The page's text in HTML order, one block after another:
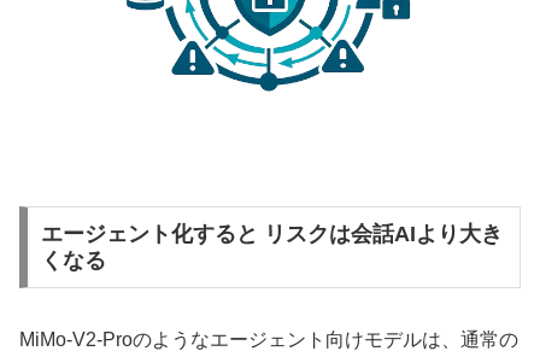
エージェント化すると リスクは会話AIより大き
くなる
MiMo-V2-Proのようなエージェント向けモデルは、通常の